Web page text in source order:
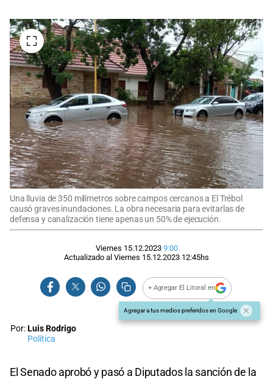
Una lluvia de 350 milímetros sobre campos cercanos a El Trébol
causó graves inundaciones. La obra necesaria para evitarlas de
defensa y canalización tiene apenas un 50% de ejecución.
Viernes 15.12.2023 9:00
Actualizado al Viernes 15.12.2023 12:45hs
+ Agregar El Litoral en
Agregar a tus medios preferidos en Google
Por:Luis Rodrigo
Política
El Senado aprobó y pasó a Diputados la sanción de la